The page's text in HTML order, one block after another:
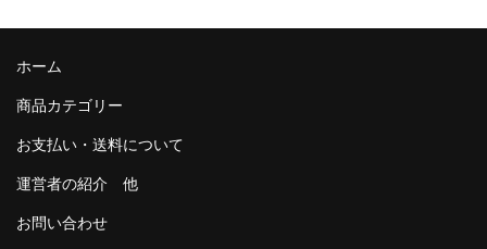
ホーム
商品カテゴリー
お支払い・送料について
運営者の紹介 他
お問い合わせ